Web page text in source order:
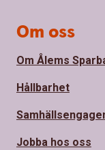
Om oss
Om Ålems
Hållbarhet
Jobba hos oss